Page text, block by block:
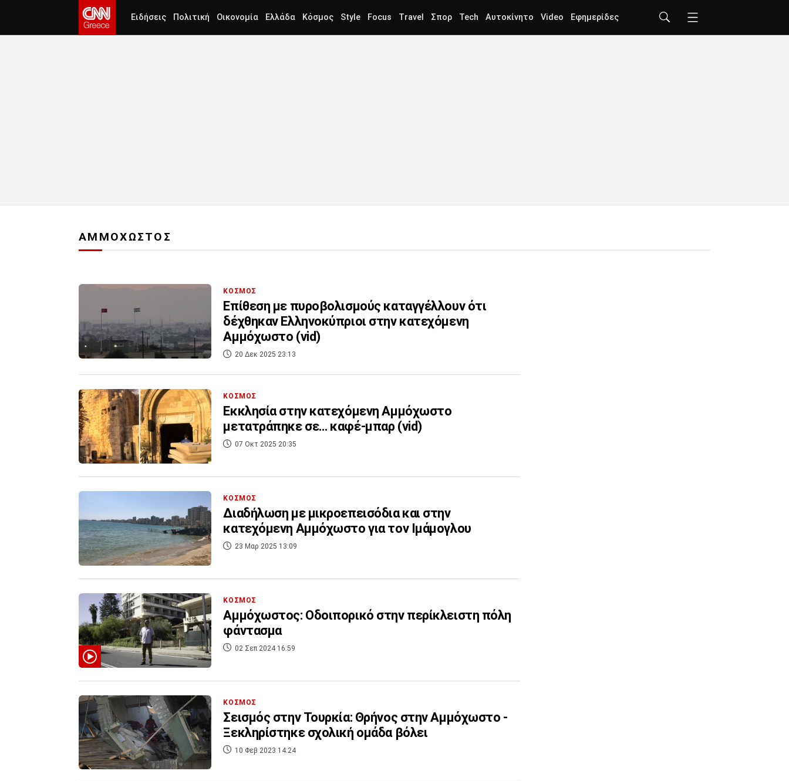
Ειδήσεις Πολιτική Οικονομία Ελλάδα Κόσμος Style Focus Travel Σπορ Tech Αυτοκίνητο Video Εφημερίδες
ΑΜΜΟΧΩΣΤΟΣ
ΚΟΣΜΟΣ
Επίθεση με πυροβολισμούς καταγγέλλουν ότι
δέχθηκαν Ελληνοκύπριοι στην κατεχόμενη
Αμμόχωστο (vid)
20 Δεκ 2025 23:13
ΚΟΣΜΟΣ
Εκκλησία στην κατεχόμενη Αμμόχωστο
μετατράπηκε σε… καφέ-μπαρ (vid)
07 Οκτ 2025 20:35
ΚΟΣΜΟΣ
Διαδήλωση με μικροεπεισόδια και στην
κατεχόμενη Αμμόχωστο για τον Ιμάμογλου
23 Μαρ 2025 13:09
ΚΟΣΜΟΣ
Αμμόχωστος: Οδοιπορικό στην περίκλειστη πόλη
φάντασμα
02 Σεπ 2024 16:59
ΚΟΣΜΟΣ
Σεισμός στην Τουρκία: Θρήνος στην Αμμόχωστο -
Ξεκληρίστηκε σχολική ομάδα βόλει
10 Φεβ 2023 14:24